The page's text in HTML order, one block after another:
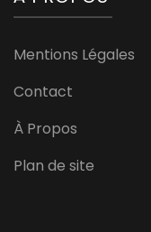
Mentions Légales
Contact
À Propos
Plan de site